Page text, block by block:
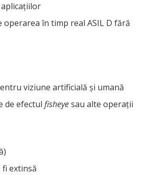
în timp real ASIL D fără
viziune artificială și umană
de efectul fisheyesau alte operații
extinsă